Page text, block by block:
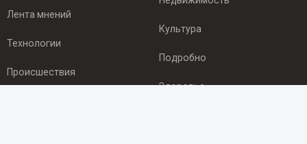
Лента мнений
Технологии
Происшествия
Культура
Подробно
Здоровье